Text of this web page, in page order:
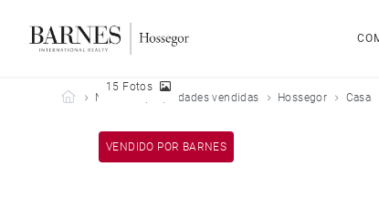
Barnes Hossegor
Nuestras propiedades vendidas Hossegor Casa
VENDIDO POR BARNES
15 Fotos